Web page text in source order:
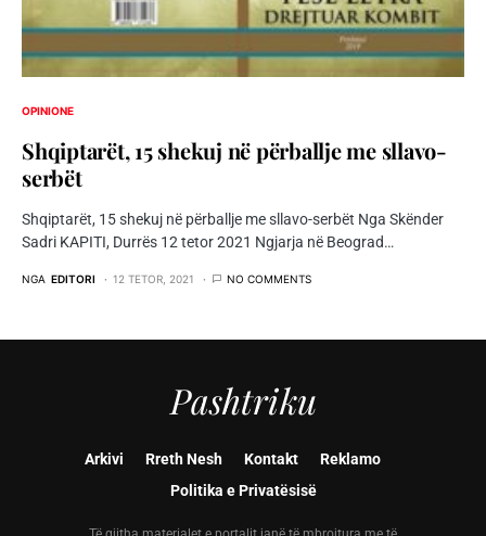
OPINIONE
Shqiptarët, 15 shekuj në përballje me sllavo-
serbët
Shqiptarët, 15 shekuj në përballje me sllavo-serbët Nga Skënder
Sadri KAPITI, Durrës 12 tetor 2021 Ngjarja në Beograd…
NGA EDITORI 12 TETOR, 2021 NO COMMENTS
Pashtriku
Arkivi Rreth Nesh Kontakt
Reklamo
Politika e Privatësisë